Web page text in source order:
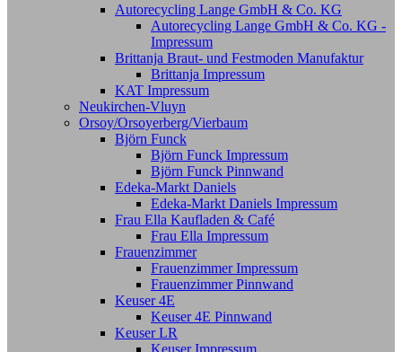
Autorecycling Lange GmbH & Co. KG
Autorecycling Lange GmbH & Co. KG -
Impressum
Brittanja Braut- und Festmoden Manufaktur
Brittanja Impressum
KAT Impressum
Neukirchen-Vluyn
Orsoy/Orsoyerberg/Vierbaum
Björn Funck
Björn Funck Impressum
Björn Funck Pinnwand
Edeka-Markt Daniels
Edeka-Markt Daniels Impressum
Frau Ella Kaufladen & Café
Frau Ella Impressum
Frauenzimmer
Frauenzimmer Impressum
Frauenzimmer Pinnwand
Keuser 4E
Keuser 4E Pinnwand
Keuser LR